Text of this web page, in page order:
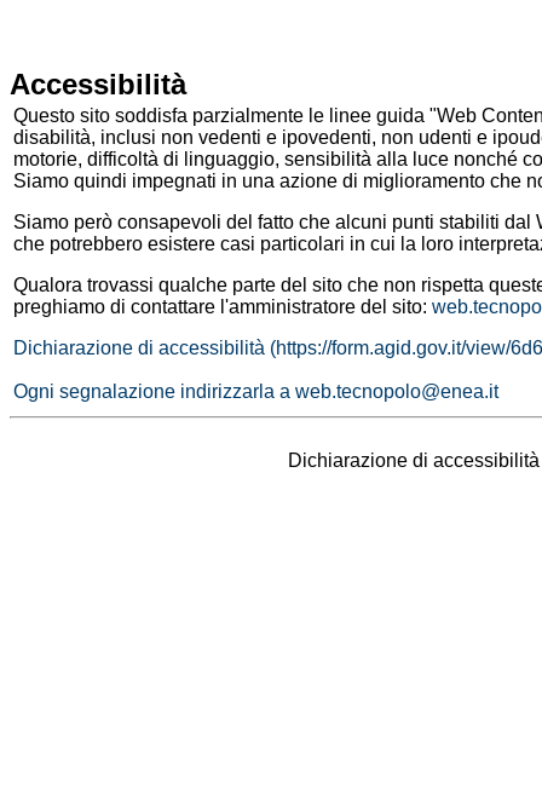
Accessibilità
Questo sito soddisfa parzialmente le linee guida "Web
disabilità, inclusi non vedenti e ipovedenti, non udenti e
motorie, difficoltà di linguaggio, sensibilità alla luce nonché
Siamo quindi impegnati in una azione di miglioramento che
Siamo però consapevoli del fatto che alcuni punti stabiliti
che potrebbero esistere casi particolari in cui la loro
Qualora trovassi qualche parte del sito che non rispetta
preghiamo di contattare l'amministratore del sito:
Dichiarazione di accessibilità (https://form.agid.gov.it/view/
Ogni segnalazione indirizzarla a web.tecnopolo@enea.it
Dichiarazione di